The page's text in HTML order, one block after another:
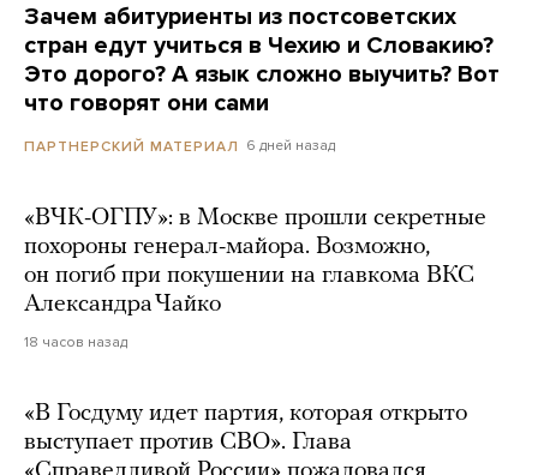
Зачем абитуриенты из постсоветских
стран едут учиться в Чехию и Словакию?
Это дорого? А язык сложно выучить? Вот
что говорят они сами
ПАРТНЕРСКИЙ МАТЕРИАЛ 6 дней назад
«ВЧК-ОГПУ»: в Москве прошли секретные
похороны генерал-майора. Возможно,
он погиб при покушении на главкома ВКС
Александра Чайко
18 часов назад
«В Госдуму идет партия, которая открыто
выступает против СВО». Глава